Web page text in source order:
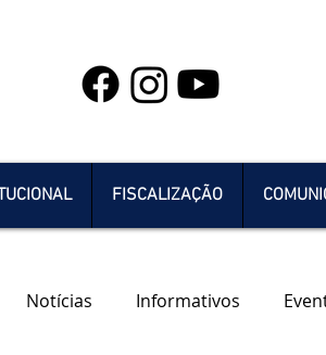
FISCALIZAÇÃO
Notícias Informativos